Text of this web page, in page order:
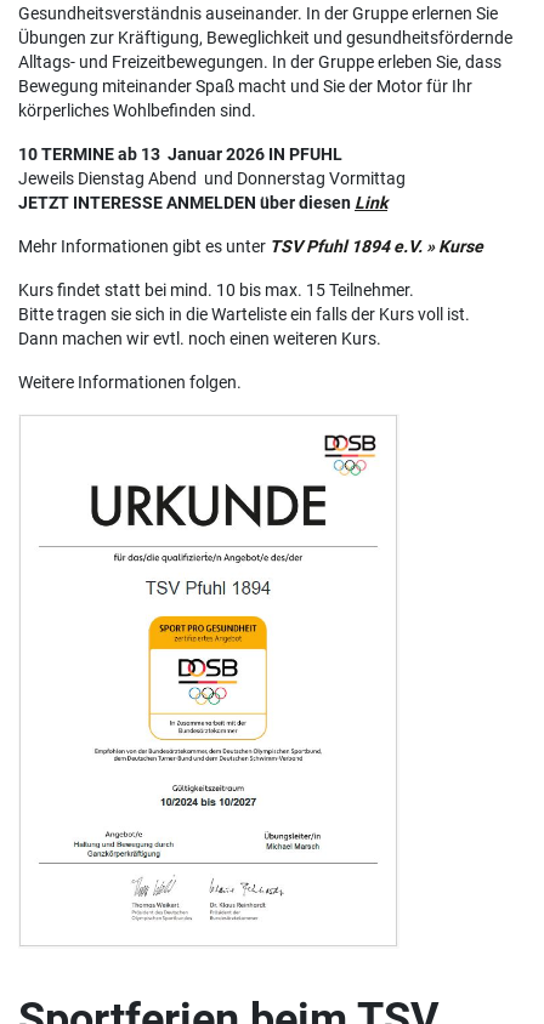
Gesundheitsverständnis auseinander. In der Gruppe erlernen Sie
Übungen zur Kräftigung, Beweglichkeit und gesundheitsfördernde
Alltags- und Freizeitbewegungen. In der Gruppe erleben Sie, dass
Bewegung miteinander Spaß macht und Sie der Motor für Ihr
körperliches Wohlbefinden sind.
10 TERMINE ab 13 Januar 2026 IN PFUHL
Jeweils Dienstag Abend und Donnerstag Vormittag
JETZT INTERESSE ANMELDEN über diesen Link
Mehr Informationen gibt es unter TSV Pfuhl 1894 e.V. » Kurse
Kurs findet statt bei mind. 10 bis max. 15 Teilnehmer.
Bitte tragen sie sich in die Warteliste ein falls der Kurs voll ist.
Dann machen wir evtl. noch einen weiteren Kurs.
Weitere Informationen folgen.